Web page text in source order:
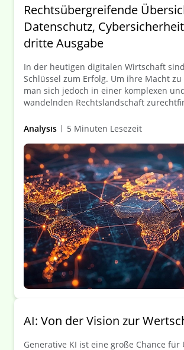
Rechtsübergreifende
Datenschutz,
dritte Ausgabe
In der heutigen digitalen Wirtschaft
Schlüssel zum Erfolg. Um ihre Macht
man sich jedoch in einer komplexen
wandelnden Rechtslandschaft
die jüngsten Entwicklungen und
den Bereichen Datenschutz,
künstliche Intelligenz in 51 Ländern.
Analysis 5 Minuten Lesezeit
AI: Von der Vision zur
Generative KI ist eine große Chance für